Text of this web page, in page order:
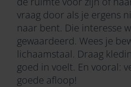
vraag door als je ergens
naar bent. Die interesse
gewaardeerd. Wees je
lichaamstaal. Draag
goed in voelt. En vooral:
goede afloop!